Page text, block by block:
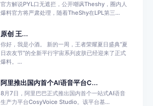
官方解说PYL口无遮拦，公开嘲讽Theshy，圈内人
爆料官方将严肃处理，随着TheShy在LPL第三...
原创 王...
你好，我是小酒。 新的一周，王者荣耀夏日盛典“夏
日农友节”的全新平行宇宙系列皮肤已经迎来了正式
爆料。...
阿里推出国内首个AI语音平台C...
8月7日，阿里巴巴正式推出国内首个一站式AI语音
生产力平台CosyVoice Studio。该平台基...